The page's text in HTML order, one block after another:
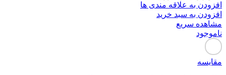
افزودن به علاقه مندی ها
افزودن به سبد خرید
مشاهده سریع
ناموجود
مقایسه